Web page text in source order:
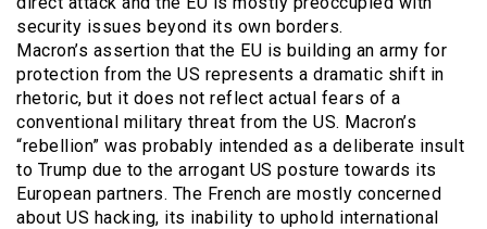
security issues beyond its own borders.
Macron’s assertion that the EU is building an army for
protection from the US represents a dramatic shift in
rhetoric, but it does not reflect actual fears of a
conventional military threat from the US. Macron’s
“rebellion” was probably intended as a deliberate insult
to Trump due to the arrogant US posture towards its
European partners. The French are mostly concerned
about US hacking, its inability to uphold international